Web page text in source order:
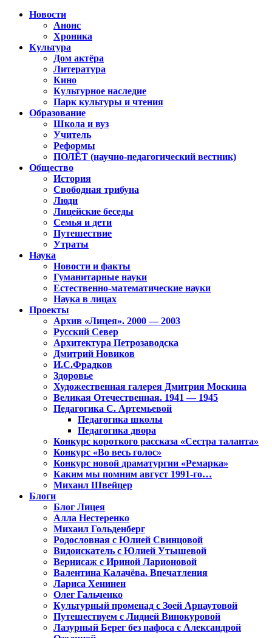
Новости
Анонс
Хроника
Культура
Дом актёра
Литература
Кино
Культурное наследие
Парк культуры и чтения
Образование
Школа и вуз
Учитель
Реформы
ПОЛЁТ (научно-педагогический вестник)
Общество
История
Свободная трибуна
Люди
Лицейские беседы
Семья и дети
Путешествие
Утраты
Наука
Новости и факты
Гуманитарные науки
Естественно-математические науки
Наука в лицах
Проекты
Архив «Лицея». 2000 — 2003
Русский Север
Архитектура Петрозаводска
Дмитрий Новиков
И.С.Фрадков
Здоровье
Художественная галерея Дмитрия Москина
Великая Отечественная. 1941 — 1945
Педагогика С. Артемьевой
Педагогика школы
Педагогика двора
Конкурс короткого рассказа «Сестра таланта»
Конкурс «Во весь голос»
Конкурс новой драматургии «Ремарка»
Каким мы помним август 1991-го…
Михаил Швейцер
Блоги
Блог Лицея
Алла Нестеренко
Михаил Гольденберг
Родословная с Юлией Свинцовой
Видоискатель с Юлией Утышевой
Вернисаж с Ириной Ларионовой
Валентина Калачёва. Впечатления
Лариса Хенинен
Олег Гальченко
Культурный променад с Зоей Арнаутовой
Путешествуем с Лидией Винокуровой
Лазурный Берег без пафоса с Александрой